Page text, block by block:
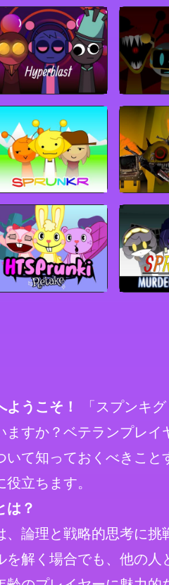
うこそ！
「スプンキ
ますか？ベテランプレイ
いて知っておくべきこ
立ちます。
は？
、論理と戦略的思考に
解く場合でも、他の人